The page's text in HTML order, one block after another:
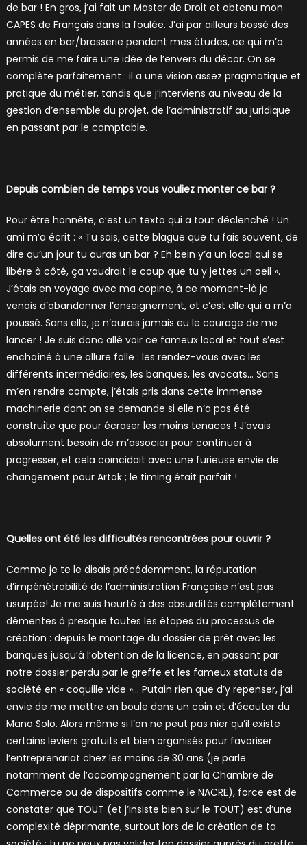
de bar ! En gros, j’ai fait un Master de Droit et obtenu mon
CAPES de Français dans la foulée. J’ai par ailleurs bossé des
années en bar/brasserie pendant mes études, ce qui m’a
permis de me faire une idée de l’envers du décor. On se
complète parfaitement : il a une vision assez pragmatique et
pratique du métier, tandis que j’interviens au niveau de la
gestion d’ensemble du projet, de l’administratif au juridique
en passant par le comptable.
Depuis combien de temps vous vouliez monter ce bar ?
Pour être honnête, c’est un texto qui a tout déclenché ! Un
ami m’a écrit : « Tu sais, cette blague que tu fais souvent, de
dire qu’un jour tu auras un bar ? Eh bein y’a un local qui se
libère à côté, ça vaudrait le coup que tu y jettes un oeil ».
J’étais en voyage avec ma copine, à ce moment-là je
venais d’abandonner l’enseignement, et c’est elle qui a m’a
poussé. Sans elle, je n’aurais jamais eu le courage de me
lancer ! Je suis donc allé voir ce fameux local et tout s’est
enchaîné à une allure folle : les rendez-vous avec les
différents intermédiaires, les banques, les avocats… Sans
m’en rendre compte, j’étais pris dans cette immense
machinerie dont on se demande si elle n’a pas été
construite que pour écraser les moins tenaces ! J’avais
absolument besoin de m’associer pour continuer à
progresser, et cela coïncidait avec une furieuse envie de
changement pour Artak ; le timing était parfait !
Quelles ont été les difficultés rencontrées pour ouvrir ?
Comme je te le disais précédemment, la réputation
d’impénétrabilité de l’administration Française n’est pas
usurpée! Je me suis heurté à des absurdités complètement
démentes à presque toutes les étapes du processus de
création : depuis le montage du dossier de prêt avec les
banques jusqu’à l’obtention de la licence, en passant par
notre dossier perdu par le greffe et les fameux statuts de
société en « coquille vide »… Putain rien que d’y repenser, j’ai
envie de me mettre en boule dans un coin et d’écouter du
Mano Solo. Alors même si l’on ne peut pas nier qu’il existe
certains leviers gratuits et bien organisés pour favoriser
l’entreprenariat chez les moins de 30 ans (je parle
notamment de l’accompagnement par la Chambre de
Commerce ou de dispositifs comme le NACRE), force est de
constater que TOUT (et j’insiste bien sur le TOUT) est d’une
complexité déprimante, surtout lors de la création de ta